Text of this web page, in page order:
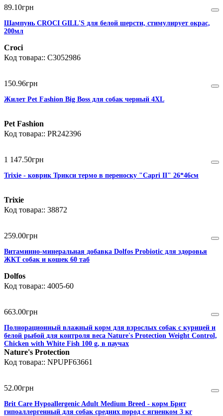
89.10грн
Шампунь CROCI GILL'S для белой шерсти, стимулирует окрас,
200мл
Croci
C3052986
150.96грн
Жилет Pet Fashion Big Boss для собак черный 4XL
Pet Fashion
PR242396
1 147.50грн
Trixie - коврик Трикси термо в переноску "Capri II" 26*46см
Trixie
38872
259.00грн
Витаминно-минеральная добавка Dolfos Probiotic для здоровья
ЖКТ собак и кошек 60 таб
Dolfos
4005-60
663.00грн
Полнорационный влажный корм для взрослых собак с курицей и
белой рыбой для контроля веса Nature's Protection Weight Control,
Chicken with White Fish 100 g, в паучах
Nature's Protection
NPUPF63661
52.00грн
Brit Care Hypoallergenic Adult Medium Breed - корм Брит
гипоаллергенный для собак средних пород с ягненком 3 кг